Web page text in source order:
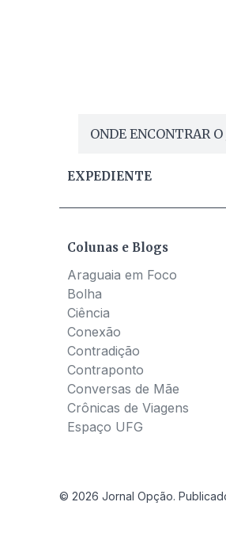
ONDE ENCONTRAR
EXPEDIENTE
Colunas e Blogs
Araguaia em Foco
Bolha
Ciência
Conexão
Contradição
Contraponto
Conversas de Mãe
Crônicas de Viagens
Espaço UFG
© 2026 Jornal Opção.